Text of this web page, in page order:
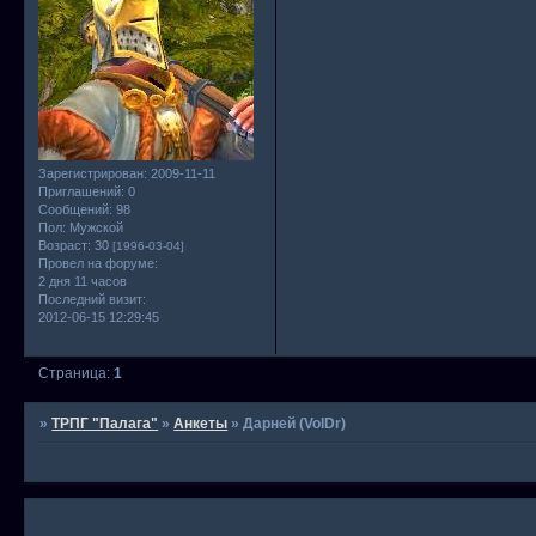
Зарегистрирован: 2009-11-11
Приглашений: 0
Сообщений: 98
Пол: Мужской
Возраст: 30[1996-03-04]
Провел на форуме:
2 дня 11 часов
Последний визит:
2012-06-15 12:29:45
Страница:1
»ТРПГ "Палага" »Анкеты »Дарней (VolDr)